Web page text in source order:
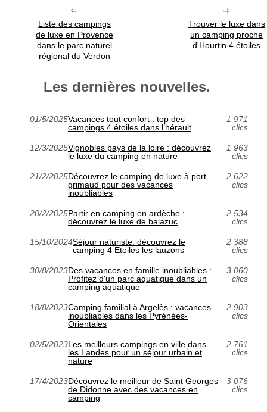
Liste des campings
de luxe en Provence
dans le parc naturel
régional du Verdon
Trouver le luxe dans
un camping proche
d'Hourtin 4 étoiles
Les dernières nouvelles.
01/5/2025Vacances tout confort : top des
campings 4 étoiles dans l’hérault
1 971
clics
12/3/2025Vignobles pays de la loire : découvrez
le luxe du camping en nature
1 963
clics
21/2/2025Découvrez le camping de luxe à port
grimaud pour des vacances
inoubliables
2 622
clics
20/2/2025Partir en camping en ardèche :
découvrez le luxe de balazuc
2 534
clics
15/10/2024Séjour naturiste: découvrez le
camping 4 Étoiles les lauzons
2 388
clics
30/8/2023Des vacances en famille inoubliables :
Profitez d'un parc aquatique dans un
camping aquatique
3 060
clics
18/8/2023Camping familial à Argelès : vacances
inoubliables dans les Pyrénées-
Orientales
2 903
clics
02/5/2023Les meilleurs campings en ville dans
les Landes pour un séjour urbain et
nature
2 761
clics
17/4/2023Découvrez le meilleur de Saint Georges
de Didonne avec des vacances en
camping
3 076
clics